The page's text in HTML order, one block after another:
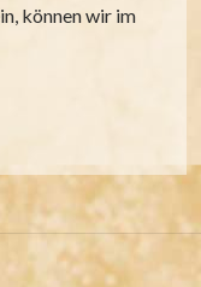
können wir im